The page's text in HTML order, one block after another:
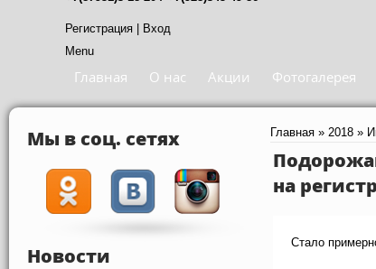
Регистрация
Вход
Menu
Главная О нас Акции Фотогалерея
Мы в соц. сетях
Новости
Главная » 2018 »
на
Стало